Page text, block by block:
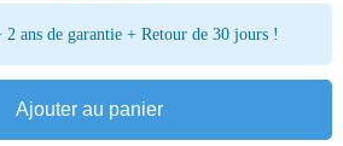
ans de garantie + Retour de 30 jours !
Ajouter au panier